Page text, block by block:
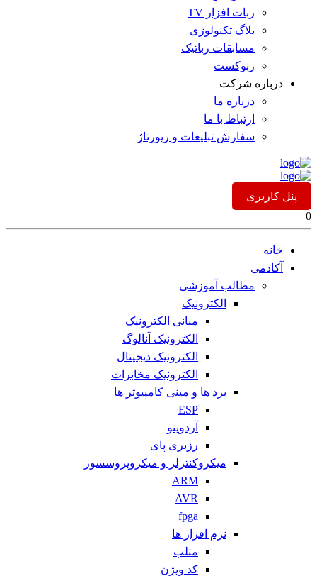
ربات افزار TV
بلاگ تکنولوژی
مسابقات رباتیک
ربوکست
درباره شرکت
درباره ما
ارتباط با ما
سفارش تبلیغات و رپورتاژ
پنل کاربری
0
خانه
آکادمی
مطالب آموزشی
الکترونیک
مبانی الکترونیک
الکترونیک آنالوگ
الکترونیک دیجیتال
الکترونیک مخابرات
برد ها و مینی کامپیوتر ها
ESP
آردوینو
رزبری پای
میکروکنترلر و میکروپروسسور
ARM
AVR
fpga
نرم افزار ها
متلب
کد ویژن